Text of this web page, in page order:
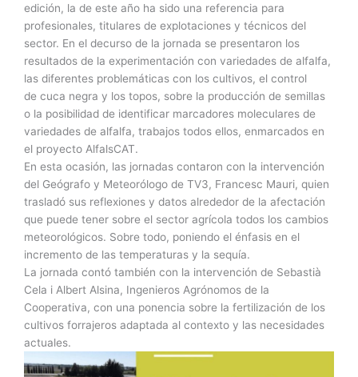
edición, la de este año ha sido una referencia para
profesionales, titulares de explotaciones y técnicos del
sector. En el decurso de la jornada se presentaron los
resultados de la experimentación con variedades de alfalfa,
las diferentes problemáticas con los cultivos, el control
de cuca negra y los topos, sobre la producción de semillas
o la posibilidad de identificar marcadores moleculares de
variedades de alfalfa, trabajos todos ellos, enmarcados en
el proyecto AlfalsCAT.
En esta ocasión, las jornadas contaron con la intervención
del Geógrafo y Meteorólogo de TV3, Francesc Mauri, quien
trasladó sus reflexiones y datos alrededor de la afectación
que puede tener sobre el sector agrícola todos los cambios
meteorológicos. Sobre todo, poniendo el énfasis en el
incremento de las temperaturas y la sequía.
La jornada contó también con la intervención de Sebastià
Cela i Albert Alsina, Ingenieros Agrónomos de la
Cooperativa, con una ponencia sobre la fertilización de los
cultivos forrajeros adaptada al contexto y las necesidades
actuales.